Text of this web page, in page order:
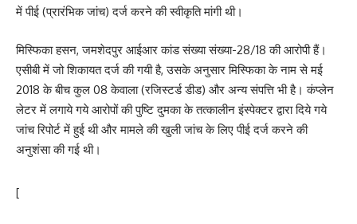
में पीई (प्रारंभिक जांच) दर्ज करने की स्वीकृति मांगी थी।
मिस्फिका हसन, जमशेदपुर आईआर कांड संख्या संख्या-28/18 की आरोपी हैं।
एसीबी में जो शिकायत दर्ज की गयी है, उसके अनुसार मिस्फिका के नाम से मई
2018 के बीच कुल 08 केवाला (रजिस्टर्ड डीड) और अन्य संपत्ति भी है। कंप्लेन
लेटर में लगाये गये आरोपों की पुष्टि दुमका के तत्कालीन इंस्पेक्टर द्वारा दिये गये
जांच रिपोर्ट में हुई थी और मामले की खुली जांच के लिए पीई दर्ज करने की
अनुशंसा की गई थी।
[